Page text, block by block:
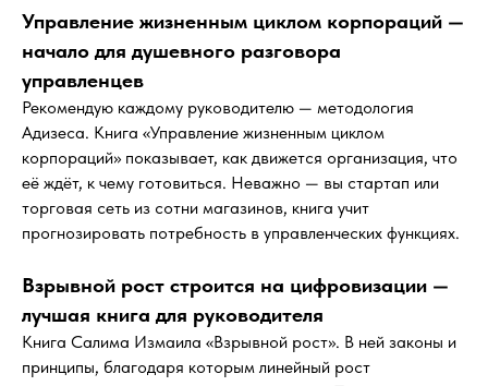
Управление жизненным циклом корпораций —
начало для душевного разговора
управленцев
Рекомендую каждому руководителю — методология
Адизеса. Книга «Управление жизненным циклом
корпораций» показывает, как движется организация, что
её ждёт, к чему готовиться. Неважно — вы стартап или
торговая сеть из сотни магазинов, книга учит
прогнозировать потребность в управленческих функциях.
Взрывной рост строится на цифровизации —
лучшая книга для руководителя
Книга Салима Измаила «Взрывной рост». В ней законы и
принципы, благодаря которым линейный рост